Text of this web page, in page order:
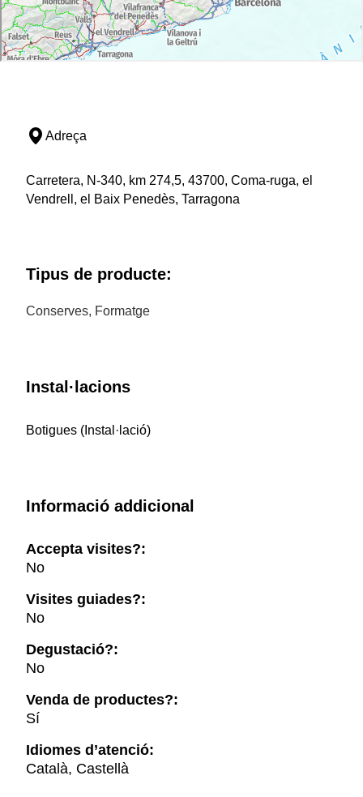
Adreça
Carretera, N-340, km 274,5, 43700, Coma-ruga, el
Vendrell, el Baix Penedès, Tarragona
Tipus de producte:
Conserves, Formatge
Instal·lacions
Botigues (Instal·lació)
Informació addicional
Accepta visites?:
No
Visites guiades?:
No
Degustació?:
No
Venda de productes?:
Sí
Idiomes d’atenció:
Català, Castellà